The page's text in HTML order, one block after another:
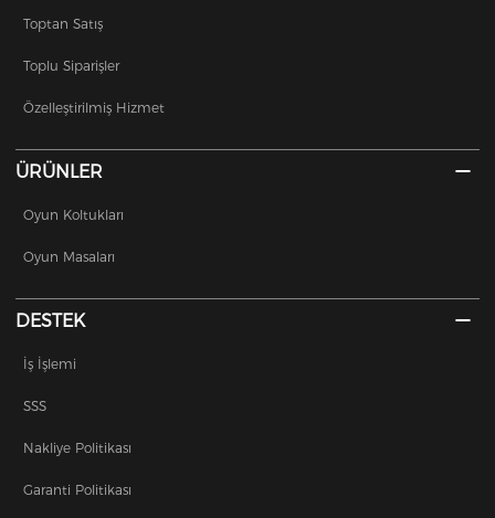
Toptan Satış
Toplu Siparişler
Özelleştirilmiş Hizmet
ÜRÜNLER
Oyun Koltukları
Oyun Masaları
DESTEK
İş İşlemi
SSS
Nakliye Politikası
Garanti Politikası